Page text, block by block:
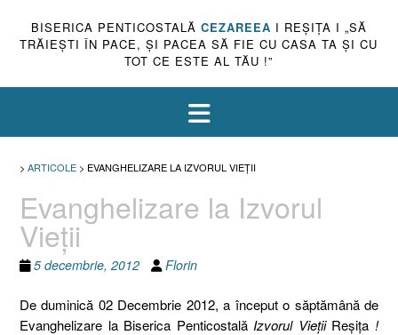
BISERICA PENTICOSTALĂ CEZAREEA I REŞIŢA I „SĂ
TRĂIEŞTI ÎN PACE, ŞI PACEA SĂ FIE CU CASA TA ŞI CU
TOT CE ESTE AL TĂU !”
> ARTICOLE > EVANGHELIZARE LA IZVORUL VIEŢII
Evanghelizare la Izvorul
Vieţii
5 decembrie, 2012 Florin
De duminică 02 Decembrie 2012, a început o săptămână de
Evanghelizare la Biserica Penticostală Izvorul VieţiiReşiţa !